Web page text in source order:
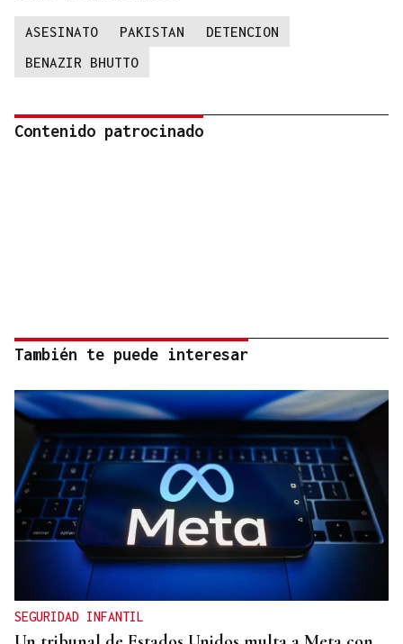
ASESINATO PAKISTAN
DETENCION
BENAZIR BHUTTO
Contenido patrocinado
También te puede interesar
SEGURIDAD INFANTIL